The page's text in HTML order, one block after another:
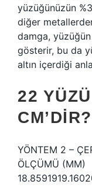
yüzüğünüzün
diğer
damga, yüzüğün
gösterir, bu da
altın içerdiği
22
CM’DIR?
YÖNTEM 2 –
ÖLÇÜMÜ (MM)